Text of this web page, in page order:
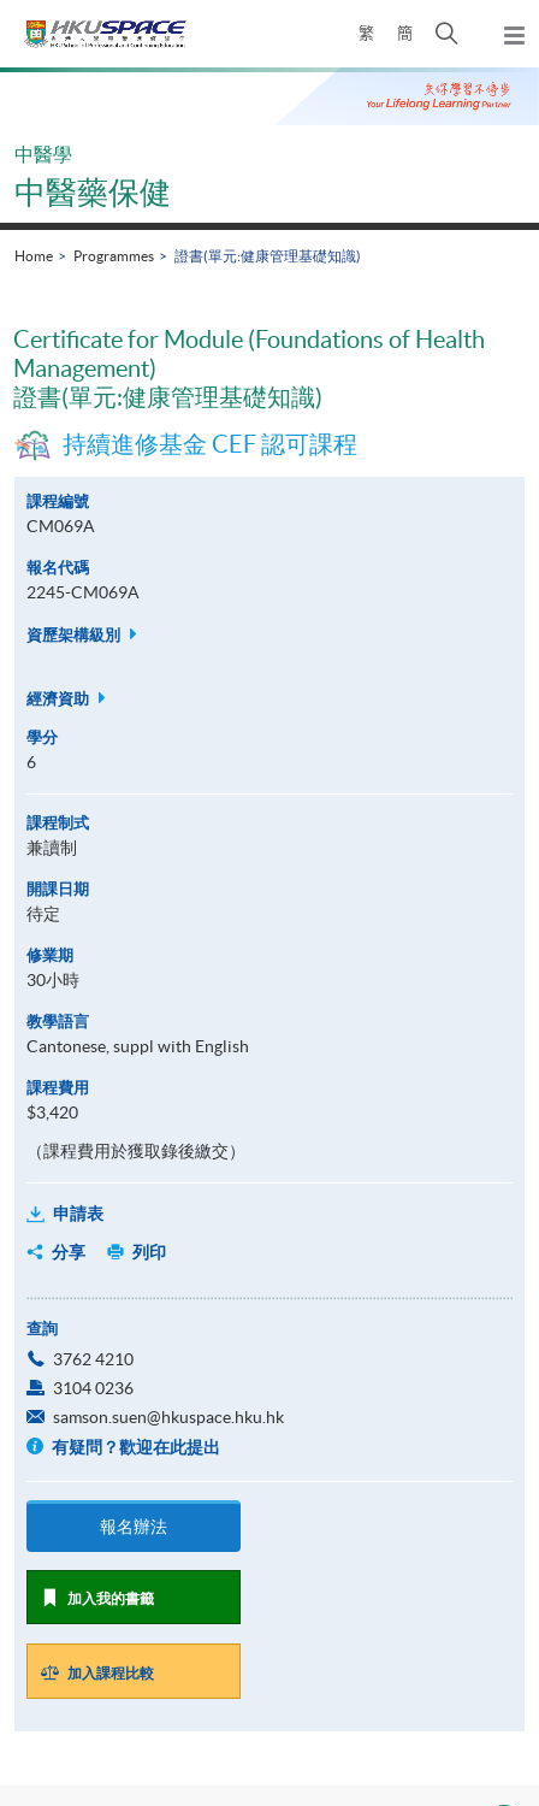
繁 簡
Open
search
panel
Main
中醫學
中醫藥保健
Home Programmes 證書(單元:健康管理基礎知識)
Certificate for Module (Foundations of Health
Management)
證書(單元:健康管理基礎知識)
持續進修基金 CEF 認可課程
課程編號
CM069A
報名代碼
2245-CM069A
資歷架構級別
經濟資助
學分
6
課程制式
兼讀制
開課日期
待定
修業期
30小時
教學語言
Cantonese, suppl with English
課程費用
$3,420
（課程費用於獲取錄後繳交）
申請表
分享
列印
查詢
3762 4210
3104 0236
samson.suen@hkuspace.hku.hk
有疑問？歡迎在此提出
報名辦法
加入我的書籤
加入課程比較